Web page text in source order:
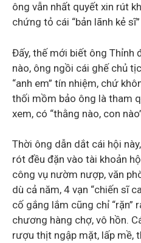
ông vẫn nhất quyết xin rút
chứng tỏ cái “bản lãnh kẻ
Đấy, thế mới biết ông Thỉnh
nào, ông ngồi cái ghế chủ
“anh em” tín nhiệm, chứ
thối mồm bảo ông là tham
xem, có “thằng nào, con
Thời ông dẫn dắt cái hội
rót đều đặn vào tài khoản
công vụ nườm nượp, văn
dù cả năm, 4 vạn “chiến sĩ
cố gắng lắm cũng chỉ “rặn”
chương hàng chợ, vô hồn.
rượu thịt ngập mặt, lấp mề,